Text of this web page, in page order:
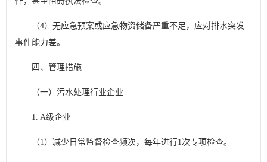
（4）无应急预案或应急物资储备严重不足，应对排水突发
事件能力差。
四、管理措施
（一）污水处理行业企业
1. A级企业
（1）减少日常监督检查频次，每年进行1次专项检查。